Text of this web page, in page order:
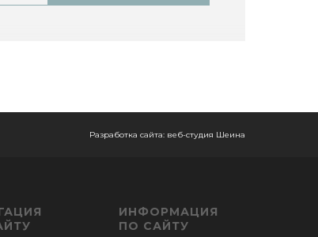
Разработка сайта: веб-студия Шеина
ИНФОРМАЦИЯ
ПО САЙТУ